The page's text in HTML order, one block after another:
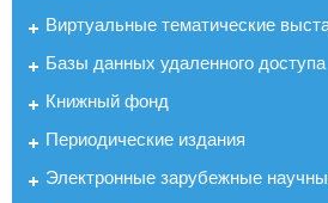
Виртуальные тематические
Базы данных удаленного доступа
Книжный фонд
Периодические издания
Электронные зарубежные